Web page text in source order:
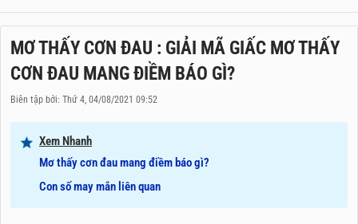
MƠ THẤY CƠN ĐAU : GIẢI MÃ GIẤC MƠ THẤY
CƠN ĐAU MANG ĐIỀM BÁO GÌ?
Biên tập bởi: Thứ 4, 04/08/2021 09:52
Xem Nhanh
Mơ thấy cơn đau mang điềm báo gì?
Con số may mắn liên quan